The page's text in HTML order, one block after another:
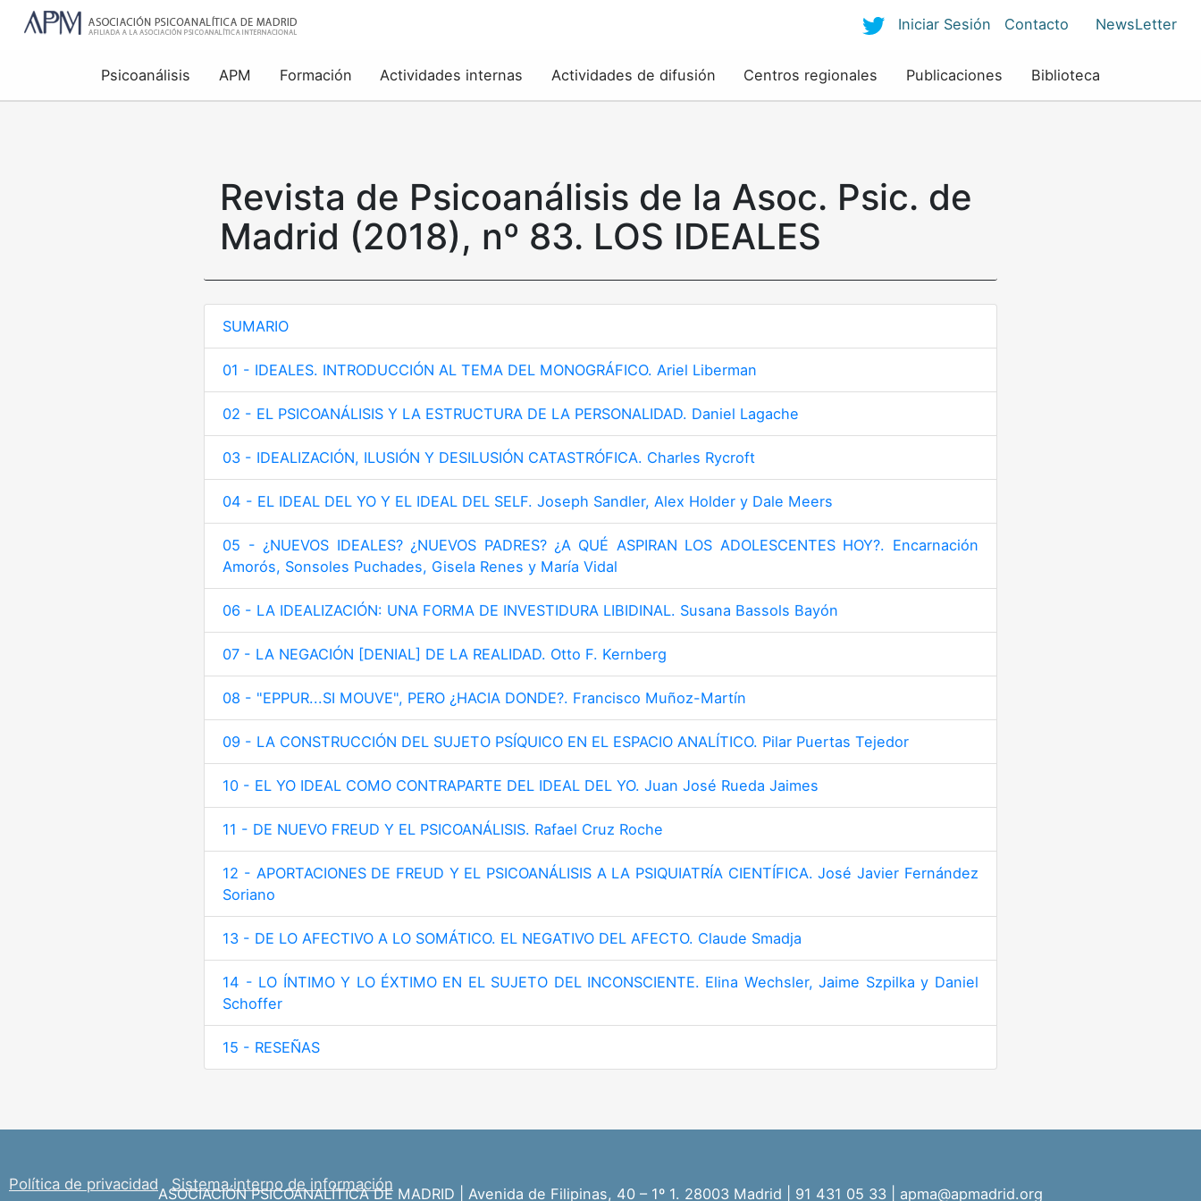
Iniciar Sesión Contacto NewsLetter
Psicoanálisis APM Formación Actividades internas Actividades de difusión Centros regionales Publicaciones Biblioteca
Revista de Psicoanálisis de la Asoc. Psic. de
Madrid (2018), nº 83. LOS IDEALES
SUMARIO
01 - IDEALES. INTRODUCCIÓN AL TEMA DEL MONOGRÁFICO. Ariel Liberman
02 - EL PSICOANÁLISIS Y LA ESTRUCTURA DE LA PERSONALIDAD. Daniel Lagache
03 - IDEALIZACIÓN, ILUSIÓN Y DESILUSIÓN CATASTRÓFICA. Charles Rycroft
04 - EL IDEAL DEL YO Y EL IDEAL DEL SELF. Joseph Sandler, Alex Holder y Dale Meers
05 - ¿NUEVOS IDEALES? ¿NUEVOS PADRES? ¿A QUÉ ASPIRAN LOS ADOLESCENTES HOY?. Encarnación
Amorós, Sonsoles Puchades, Gisela Renes y María Vidal
06 - LA IDEALIZACIÓN: UNA FORMA DE INVESTIDURA LIBIDINAL. Susana Bassols Bayón
07 - LA NEGACIÓN [DENIAL] DE LA REALIDAD. Otto F. Kernberg
08 - "EPPUR...SI MOUVE", PERO ¿HACIA DONDE?. Francisco Muñoz-Martín
09 - LA CONSTRUCCIÓN DEL SUJETO PSÍQUICO EN EL ESPACIO ANALÍTICO. Pilar Puertas Tejedor
10 - EL YO IDEAL COMO CONTRAPARTE DEL IDEAL DEL YO. Juan José Rueda Jaimes
11 - DE NUEVO FREUD Y EL PSICOANÁLISIS. Rafael Cruz Roche
12 - APORTACIONES DE FREUD Y EL PSICOANÁLISIS A LA PSIQUIATRÍA CIENTÍFICA. José Javier Fernández
Soriano
13 - DE LO AFECTIVO A LO SOMÁTICO. EL NEGATIVO DEL AFECTO. Claude Smadja
14 - LO ÍNTIMO Y LO ÉXTIMO EN EL SUJETO DEL INCONSCIENTE. Elina Wechsler, Jaime Szpilka y Daniel
Schoffer
15 - RESEÑAS
ASOCIACIÓN PSICOANALÍTICA DE MADRID | Avenida de Filipinas, 40 – 1º 1. 28003 Madrid | 91 431 05 33 | apma@apmadrid.org
Política de privacidad Sistema interno de información